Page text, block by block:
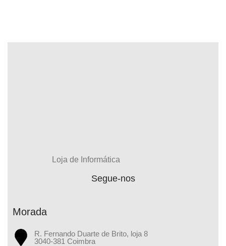
Loja de Informática
Segue-nos
Morada
R. Fernando Duarte de Brito, loja 8
3040-381 Coimbra